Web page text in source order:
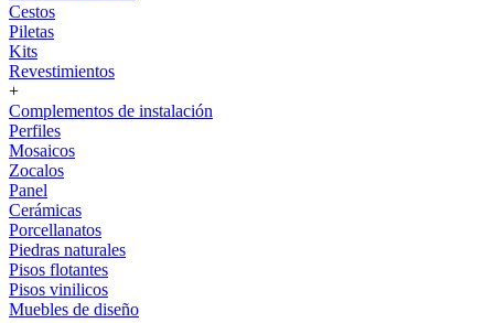
Cestos
Piletas
Kits
Revestimientos
+
Complementos de instalación
Perfiles
Mosaicos
Zocalos
Panel
Cerámicas
Porcellanatos
Piedras naturales
Pisos flotantes
Pisos vinilicos
Muebles de diseño